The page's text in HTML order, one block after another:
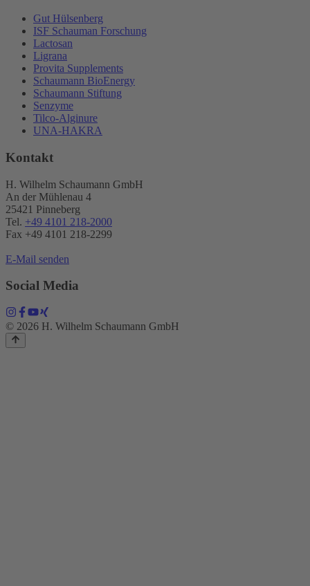
Gut Hülsenberg
ISF Schauman Forschung
Lactosan
Ligrana
Provita Supplements
Schaumann BioEnergy
Schaumann Stiftung
Senzyme
Tilco-Alginure
UNA-HAKRA
Kontakt
H. Wilhelm Schaumann GmbH
An der Mühlenau 4
25421 Pinneberg
Tel. +49 4101 218-2000
Fax +49 4101 218​-2299
E-Mail senden
Social Media
© 2026 H. Wilhelm Schaumann GmbH